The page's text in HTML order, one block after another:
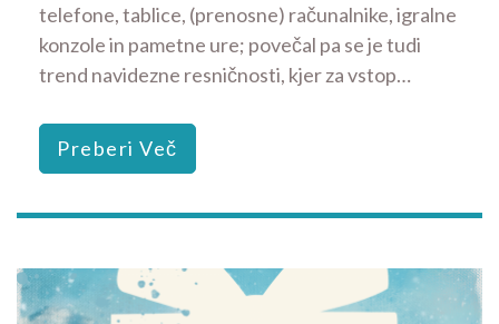
telefone, tablice, (prenosne) računalnike, igralne
konzole in pametne ure; povečal pa se je tudi
trend navidezne resničnosti, kjer za vstop…
Preberi Več